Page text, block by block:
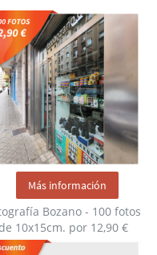
Bozano - 100 fotos
de 10x15cm. por 12,90 €
Más información